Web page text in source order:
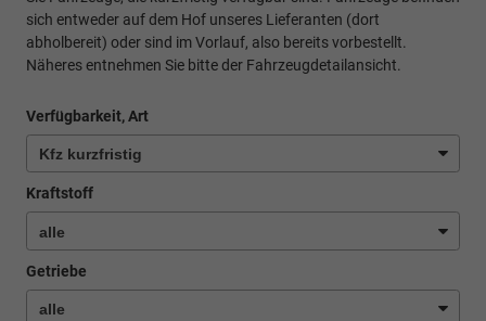
sich entweder auf dem Hof unseres Lieferanten (dort
abholbereit) oder sind im Vorlauf, also bereits vorbestellt.
Näheres entnehmen Sie bitte der Fahrzeugdetailansicht.
Verfügbarkeit, Art
Kraftstoff
Getriebe